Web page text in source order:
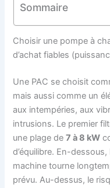
Sommaire
Choisir une pompe à
d’achat fiables
Une PAC se choisit
mais aussi comme un
aux intempéries, aux
intrusions. Le premier
une plage de7 à 8 kW
d’équilibre. En-
machine tourne
prévu. Au-dessus, le